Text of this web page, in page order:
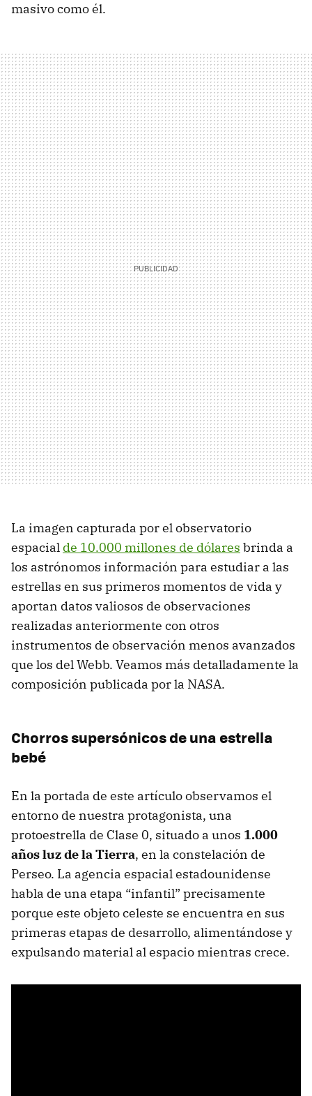
masivo como él.
La imagen capturada por el observatorio
espacial de 10.000 millones de dólares brinda a
los astrónomos información para estudiar a las
estrellas en sus primeros momentos de vida y
aportan datos valiosos de observaciones
realizadas anteriormente con otros
instrumentos de observación menos avanzados
que los del Webb. Veamos más detalladamente la
composición publicada por la NASA.
Chorros supersónicos de una estrella
bebé
En la portada de este artículo observamos el
entorno de nuestra protagonista, una
protoestrella de Clase 0, situado a unos 1.000
años luz de la Tierra, en la constelación de
Perseo. La agencia espacial estadounidense
habla de una etapa “infantil” precisamente
porque este objeto celeste se encuentra en sus
primeras etapas de desarrollo, alimentándose y
expulsando material al espacio mientras crece.